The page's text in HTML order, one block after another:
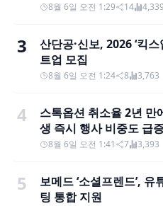
8월 6일 오전 1:29 14 4,339
3
산단공·신보, 2026 ‘킥
트업 모집
8월 6일 오전 1:24 8 3,763
4
스톡옵션 취소율 2년
생 즉시 행사 비중도 급
8월 6일 오전 1:41 7 3,393
5
보메드 ‘소셜프렌드’, 유
팅 통합 지원